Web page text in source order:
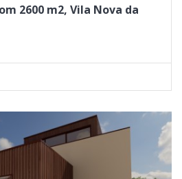
2600 m2, Vila Nova da